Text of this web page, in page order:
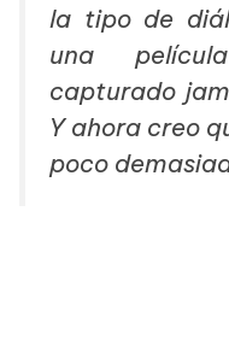
la tipo de
una
capturado
Y ahora creo
poco